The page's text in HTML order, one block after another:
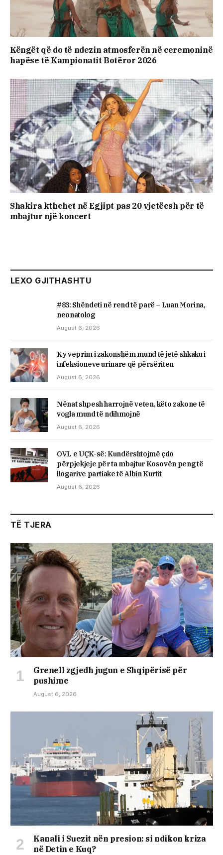
Këngët që do të ndezin atmosferën në ceremoninë
hapëse të Kampionatit Botëror 2026
Shakira kthehet në Egjipt pas 20 vjetëesh për të
mbajtur një koncert
LEXO GJITHASHTU
#83: Shëndeti në rend të parë – Luan Morina,
neonatolog
August 6, 2026
Ky veprim i zakonshëm mund të jetë shkaku i
infeksioneve urinare që përsëriten
August 6, 2026
Nënat shpesh harrojnë veten, këto zakone të
vogla mund të ndihmojnë
August 6, 2026
OVL e UÇK-së: Kundërshtojmë çdo
përpjekjeje për ta mbajtur Kosovën peng të
llogarive partiake të Albin Kurtit
August 6, 2026
TË TJERA
Grenell zgjedh jugun e Shqipërisë për
pushime
August 6, 2026
Kanali i Suezit nën presion: si ndikon kriza
në Detin e Kuq?